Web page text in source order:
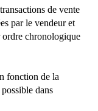
de vente
par le vendeur et
ordre chronologique
fonction de la
dans